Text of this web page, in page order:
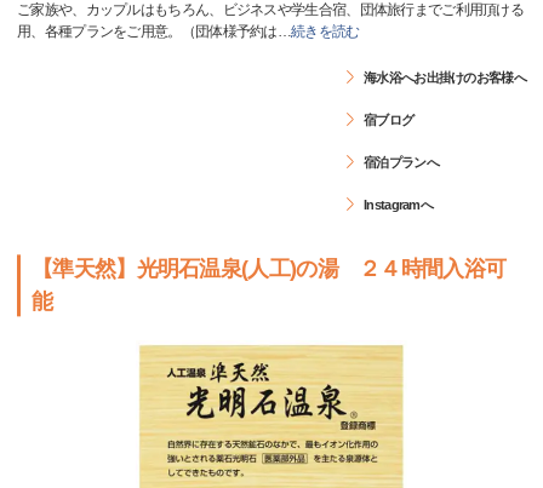
ご家族や、カップルはもちろん、ビジネスや学生合宿、団体旅行までご利用頂ける
用、各種プランをご用意。（団体様予約は…続きを読む
海水浴へお出掛けのお客様へ
宿ブログ
宿泊プランへ
Instagramへ
【準天然】光明石温泉(人工)の湯 ２４時間入浴可
能